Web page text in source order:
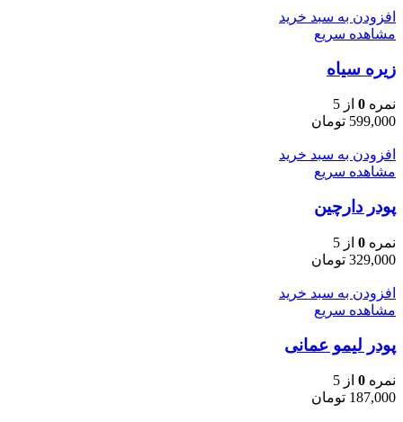
افزودن به سبد خرید
مشاهده سریع
زیره سیاه
نمره 0 از 5
599,000 تومان
افزودن به سبد خرید
مشاهده سریع
پودر دارچین
نمره 0 از 5
329,000 تومان
افزودن به سبد خرید
مشاهده سریع
پودر لیمو عمانی
نمره 0 از 5
187,000 تومان